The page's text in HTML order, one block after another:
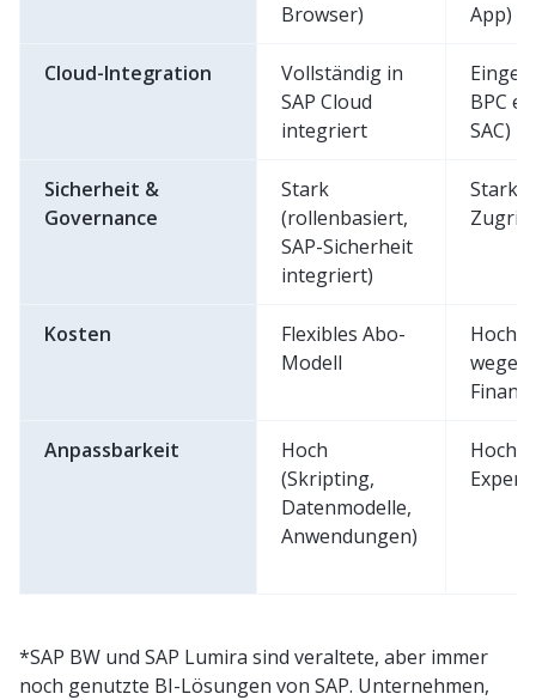
Browser)
App)
Cloud-Integration
Vollständig in
SAP Cloud
integriert
BPC
SAC)
Sicherheit &
Governance
Stark
(rollenbasiert,
SAP-Sicherheit
integriert)
Stark
Kosten
Flexibles Abo-
Modell
Hoch
wegen
Anpassbarkeit
Hoch
(Skripting,
Datenmodelle,
Anwendungen)
Hoch
*SAP BW und SAP Lumira sind veraltete, aber immer
noch genutzte BI-Lösungen von SAP. Unternehmen,